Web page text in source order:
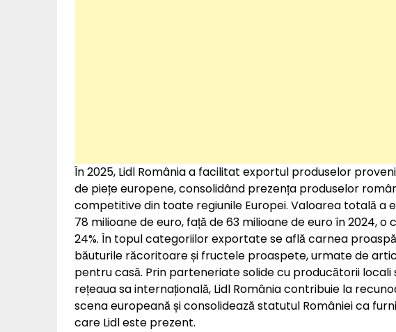
În 2025, Lidl România a facilitat exportul produselor
de piețe europene, consolidând prezența produselor
competitive din toate regiunile Europei. Valoarea totală a
78 milioane de euro, față de 63 milioane de euro în 2024,
24%. În topul categoriilor exportate se află carnea
băuturile răcoritoare și fructele proaspete, urmate de
pentru casă. Prin parteneriate solide cu producătorii
rețeaua sa internațională, Lidl România contribuie la
scena europeană și consolidează statutul României ca
care Lidl este prezent.